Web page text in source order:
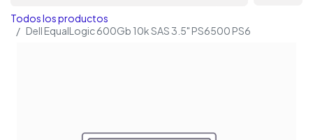
Todos los productos
Dell EqualLogic 600Gb 10k SAS 3.5" PS6500 PS6